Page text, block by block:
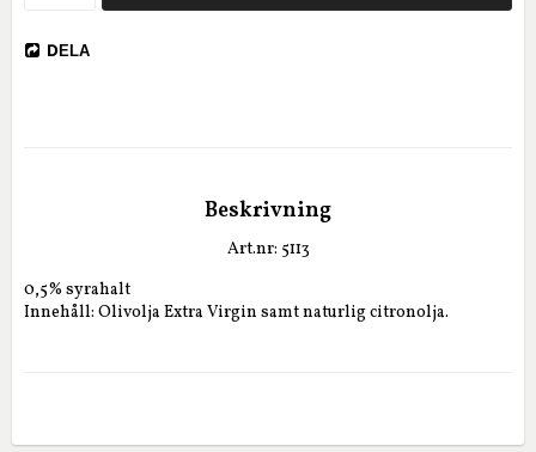
DELA
Beskrivning
Art.nr: 5113
0,5% syrahalt
Innehåll: Olivolja Extra Virgin samt naturlig citronolja.